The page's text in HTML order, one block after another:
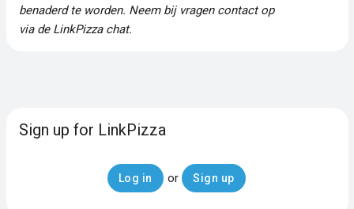
benaderd te worden. Neem bij vragen contact op
via de LinkPizza chat.
Sign up for LinkPizza
Log in or Sign up